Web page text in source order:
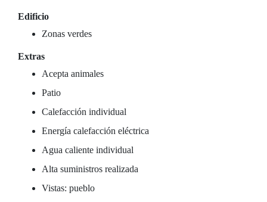
Edificio
Zonas verdes
Extras
Acepta animales
Patio
Calefacción individual
Energía calefacción eléctrica
Agua caliente individual
Alta suministros realizada
Vistas: pueblo